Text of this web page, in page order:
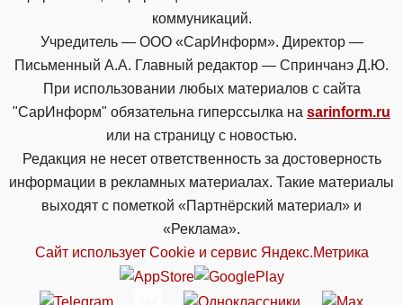
коммуникаций.
Учредитель — ООО «СарИнформ». Директор —
Письменный А.А. Главный редактор — Спринчанэ Д.Ю.
При использовании любых материалов с сайта
"СарИнформ" обязательна гиперссылка на sarinform.ru
или на страницу с новостью.
Редакция не несет ответственность за достоверность
информации в рекламных материалах. Такие материалы
выходят с пометкой «Партнёрский материал» и
«Реклама».
Сайт использует Cookie и сервиc Яндекс.Метрика